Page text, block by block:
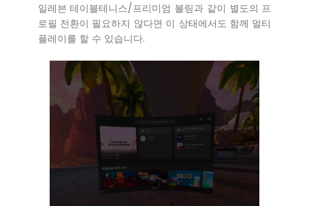
일레븐 테이블테니스/프리미엄 볼링과 같이 별도의 프
로필 전환이 필요하지 않다면 이 상태에서도 함께 멀티
플레이를 할 수 있습니다.